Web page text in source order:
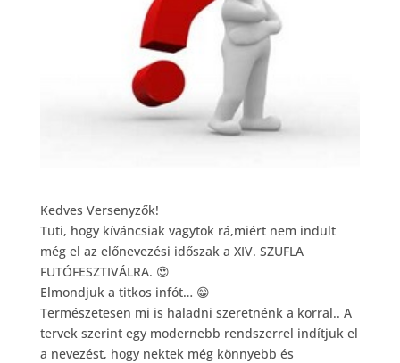
Kedves Versenyzők!
Tuti, hogy kíváncsiak vagytok rá,miért nem indult
még el az előnevezési időszak a XIV. SZUFLA
FUTÓFESZTIVÁLRA. 😍
Elmondjuk a titkos infót… 😁
Természetesen mi is haladni szeretnénk a korral.. A
tervek szerint egy modernebb rendszerrel indítjuk el
a nevezést, hogy nektek még könnyebb és